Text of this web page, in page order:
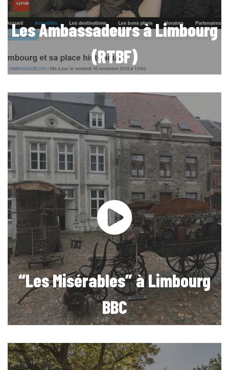
Les Ambassadeurs à Limbourg
(RTBF)
“Les Misérables” à Limbourg
BBC